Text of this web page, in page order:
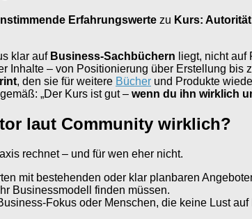
Erfahrungswerte zu Kurs:
klar auf Business-Sachbüchern liegt, nicht auf
Inhalte – von Positionierung über Erstellung bis
, den sie für weitere Bücher und Produkte
„Der Kurs ist gut – wenn du ihn wirklich
laut Community wirklich?
rechnet – und für wen eher nicht.
mit bestehenden oder klar planbaren
Businessmodell finden müssen.
Fokus oder Menschen, die keine Lust auf